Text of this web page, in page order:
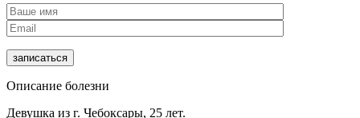
Описание болезни
Девушка из г. Чебоксары, 25 лет.